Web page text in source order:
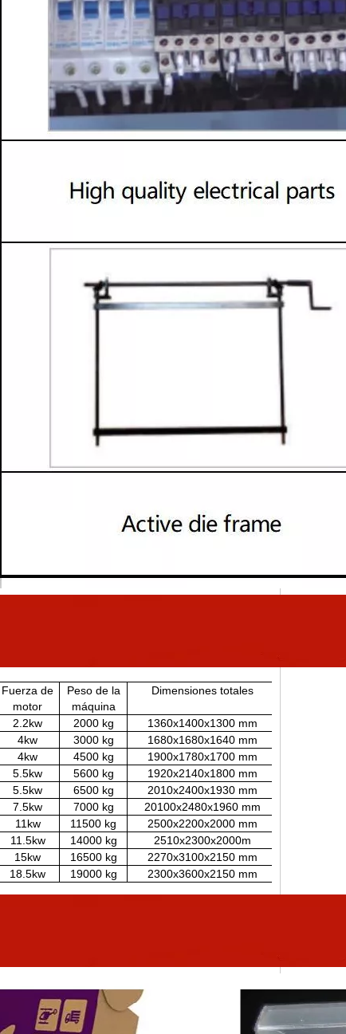
Fuerza de
motor
Peso de la
máquina
Dimensiones totales
2.2kw 2000 kg
1360x1400x1300 mm
4kw 3000 kg
1680x1680x1640 mm
4kw 4500 kg
1900x1780x1700 mm
5.5kw 5600 kg
1920x2140x1800 mm
5.5kw 6500 kg
2010x2400x1930 mm
7.5kw 7000 kg
20100x2480x1960 mm
11kw 11500 kg
2500x2200x2000 mm
11.5kw 14000 kg
2510x2300x2000m
15kw 16500 kg
2270x3100x2150 mm
18.5kw 19000 kg 2300x3600x2150 mm